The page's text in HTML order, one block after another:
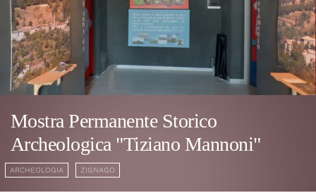
Mostra Permanente Storico
Archeologica "Tiziano Mannoni"
ARCHEOLOGIA ZIGNAGO